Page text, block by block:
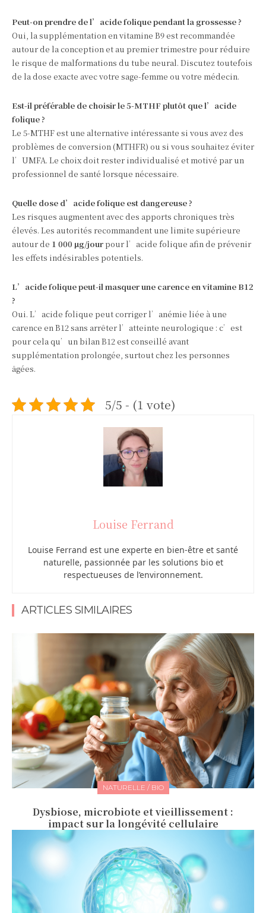
Peut‑on prendre de l’acide folique pendant la grossesse ?
Oui, la supplémentation en vitamine B9 est recommandée
autour de la conception et au premier trimestre pour réduire
le risque de malformations du tube neural. Discutez toutefois
de la dose exacte avec votre sage‑femme ou votre médecin.
Est‑il préférable de choisir le 5‑MTHF plutôt que l’acide
folique ?
Le 5‑MTHF est une alternative intéressante si vous avez des
problèmes de conversion (MTHFR) ou si vous souhaitez éviter
l’UMFA. Le choix doit rester individualisé et motivé par un
professionnel de santé lorsque nécessaire.
Quelle dose d’acide folique est dangereuse ?
Les risques augmentent avec des apports chroniques très
élevés. Les autorités recommandent une limite supérieure
autour de 1 000 µg/jourpour l’acide folique afin de prévenir
les effets indésirables potentiels.
L’acide folique peut‑il masquer une carence en vitamine B12
?
Oui. L’acide folique peut corriger l’anémie liée à une
carence en B12 sans arrêter l’atteinte neurologique : c’est
pour cela qu’un bilan B12 est conseillé avant
supplémentation prolongée, surtout chez les personnes
âgées.
5/5 - (1 vote)
Louise Ferrand
Louise Ferrand est une experte en bien-être et santé
naturelle, passionnée par les solutions bio et
respectueuses de l’environnement.
ARTICLES SIMILAIRES
NATURELLE / BIO
Dysbiose, microbiote et vieillissement :
impact sur la longévité cellulaire